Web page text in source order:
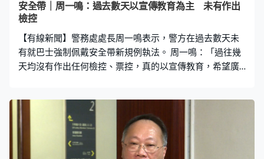
安全帶｜周一鳴：過去數天以宣傳教育為主 未有作出
檢控
【有線新聞】警務處處長周一鳴表示，警方在過去數天未
有就巴士強制佩戴安全帶新規例執法。 周一鳴：「過往幾
天均沒有作出任何檢控、票控，真的以宣傳教育，希望廣
希望大家能明白、理解，但可能要時間適應，這可以明
白，所以警隊沒有打算一開始便以執法角度。」 他又說去
年有93人在各類交通意外中喪生，重申即使條例未能實
施，都希望繼續加強宣傳教育使用安全帶，更好保障市民